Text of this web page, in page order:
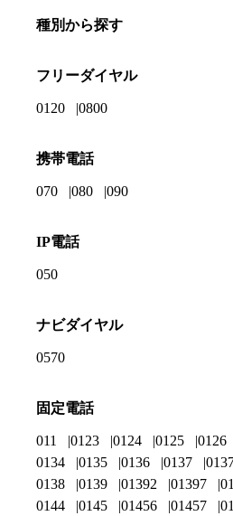
種別から探す
フリーダイヤル
0120 0800
携帯電話
070 080 090
IP電話
050
ナビダイヤル
0570
固定電話
011 0123 0124 0125 0126
0134
0135 0136 0137
0138
0139 01392 01397
0144
0145 01456 01457